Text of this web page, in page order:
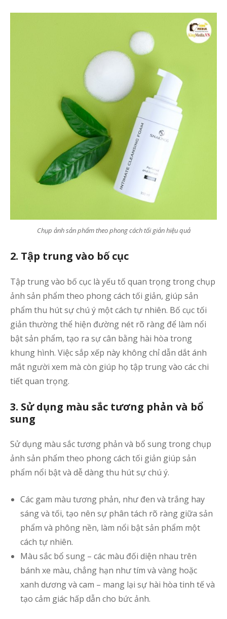
Chụp ảnh sản phẩm theo phong cách tối giản hiệu quả
2. Tập trung vào bố cục
Tập trung vào bố cục là yếu tố quan trọng trong chụp
ảnh sản phẩm theo phong cách tối giản, giúp sản
phẩm thu hút sự chú ý một cách tự nhiên. Bố cục tối
giản thường thể hiện đường nét rõ ràng để làm nổi
bật sản phẩm, tạo ra sự cân bằng hài hòa trong
khung hình. Việc sắp xếp này không chỉ dẫn dắt ánh
mắt người xem mà còn giúp họ tập trung vào các chi
tiết quan trọng.
3. Sử dụng màu sắc tương phản và bổ
sung
Sử dụng màu sắc tương phản và bổ sung trong chụp
ảnh sản phẩm theo phong cách tối giản giúp sản
phẩm nổi bật và dễ dàng thu hút sự chú ý.
Các gam màu tương phản, như đen và trắng hay
sáng và tối, tạo nên sự phân tách rõ ràng giữa sản
phẩm và phông nền, làm nổi bật sản phẩm một
cách tự nhiên.
Màu sắc bổ sung – các màu đối diện nhau trên
bánh xe màu, chẳng hạn như tím và vàng hoặc
xanh dương và cam – mang lại sự hài hòa tinh tế và
tạo cảm giác hấp dẫn cho bức ảnh.